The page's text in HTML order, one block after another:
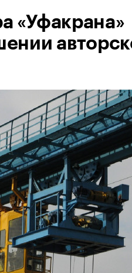
«Уфакрана»